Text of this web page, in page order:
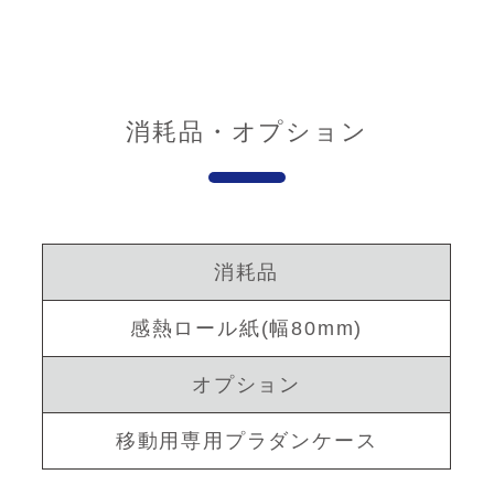
消耗品・オプション
消耗品
感熱ロール紙(幅80mm)
オプション
移動用専用プラダンケース